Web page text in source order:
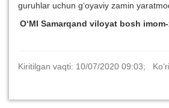
guruhlar uchun g‘oyaviy zamin
O‘MI Samarqand viloyat bosh
Kiritilgan vaqti: 10/07/2020 09:03;